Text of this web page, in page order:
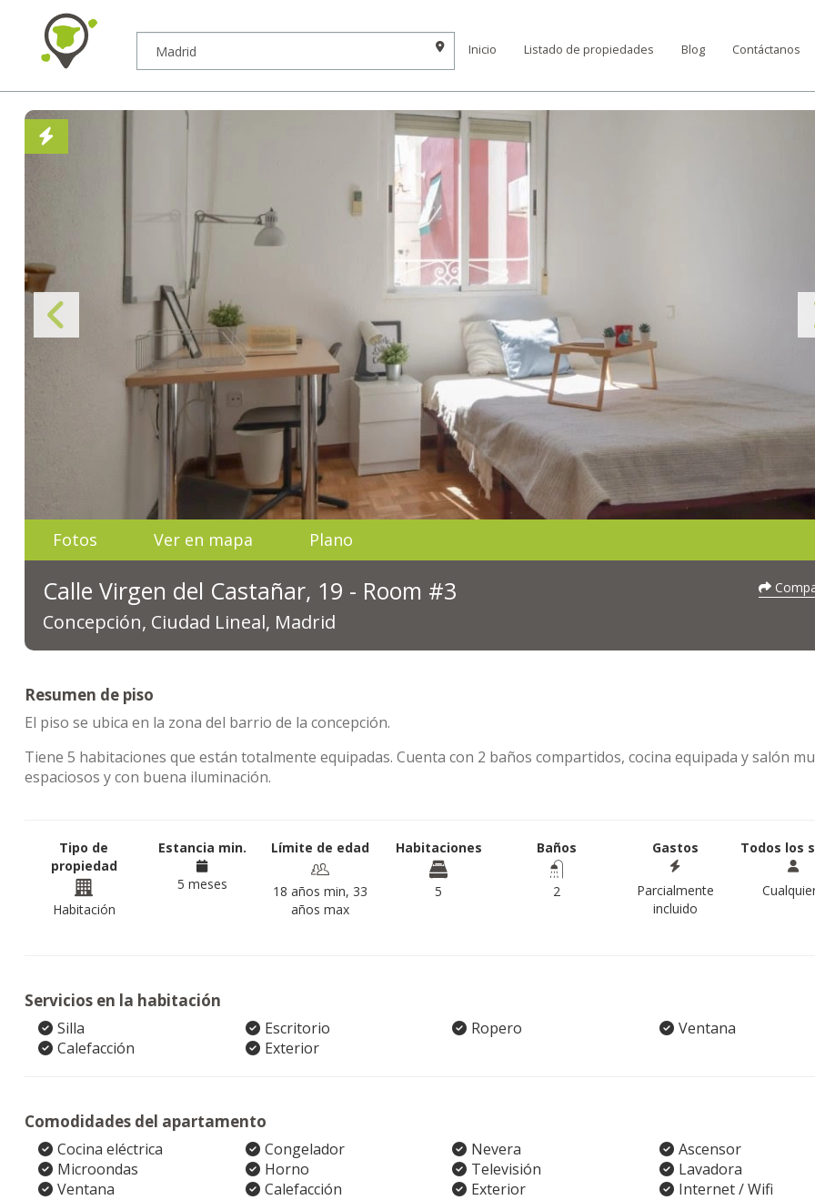
Inicio Listado de propiedades Blog Contáctanos
Fotos Ver en mapa Plano
Calle Virgen del Castañar, 19 - Room #3
Concepción, Ciudad Lineal, Madrid
Resumen de piso
El piso se ubica en la zona del barrio de la concepción.
Tiene 5 habitaciones que están totalmente equipadas. Cuenta con 2 baños compartidos, cocina equipada y salón
espaciosos y con buena iluminación.
Tipo de
propiedad
Habitación
Estancia min.
5 meses
Límite de edad
18 años min, 33
años max
Habitaciones
5
Baños
2
Gastos
Parcialmente
incluido
Todos los
Servicios en la habitación
Silla Escritorio Ropero
Ventana
Calefacción
Exterior
Comodidades del apartamento
Cocina eléctrica Congelador Nevera
Ascensor
Microondas
Horno Televisión
Lavadora
Ventana
Calefacción Exterior Internet / Wifi